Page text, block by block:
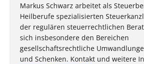
Markus Schwarz arbeitet als
Heilberufe spezialisierten
der regulären steuerrechtlichen
sich insbesondere den Bereichen
gesellschaftsrechtliche
und Schenken. Kontakt und weitere